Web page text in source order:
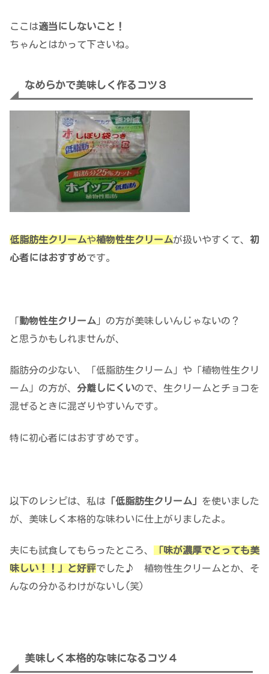
ここは適当にしないこと！
ちゃんとはかって下さいね。
なめらかで美味しく作るコツ３
低脂肪生クリームや植物性生クリームが扱いやすくて、 初
心者にはおすすめです。
「 動物性生クリーム 」の方が美味しいんじゃないの？
と思うかもしれませんが、
脂肪分の少ない、「低脂肪生クリーム」や「植物性生クリ
ーム」の方が、 分離しにくいので、生クリームとチョコを
混ぜるときに混ざりやすいんです。
特に初心者にはおすすめです。
以下のレシピは、私は 「低脂肪生クリーム」 を使いました
が、美味しく本格的な味わいに仕上がりましたよ。
夫にも試食してもらったところ、
「味が濃厚でとっても美
味しい！！」と好評でした♪ 植物性生クリームとか、そ
んなの分かるわけがないし(笑)
美味しく本格的な味になるコツ４